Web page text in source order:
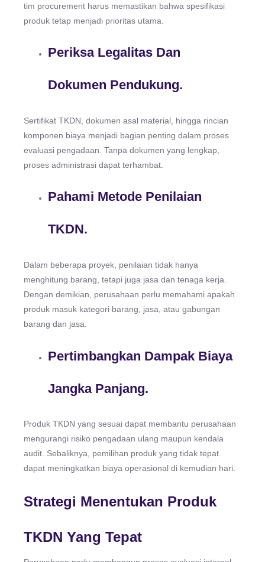
tim procurement harus memastikan bahwa spesifikasi
produk tetap menjadi prioritas utama.
Periksa Legalitas Dan
Dokumen Pendukung.
Sertifikat TKDN, dokumen asal material, hingga rincian
komponen biaya menjadi bagian penting dalam proses
evaluasi pengadaan. Tanpa dokumen yang lengkap,
proses administrasi dapat terhambat.
Pahami Metode Penilaian
TKDN.
Dalam beberapa proyek, penilaian tidak hanya
menghitung barang, tetapi juga jasa dan tenaga kerja.
Dengan demikian, perusahaan perlu memahami apakah
produk masuk kategori barang, jasa, atau gabungan
barang dan jasa.
Pertimbangkan Dampak Biaya
Jangka Panjang.
Produk TKDN yang sesuai dapat membantu perusahaan
mengurangi risiko pengadaan ulang maupun kendala
audit. Sebaliknya, pemilihan produk yang tidak tepat
dapat meningkatkan biaya operasional di kemudian hari.
Strategi Menentukan Produk
TKDN Yang Tepat